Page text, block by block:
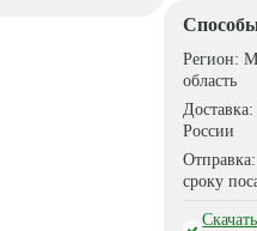
Регион:
область
России
сроку